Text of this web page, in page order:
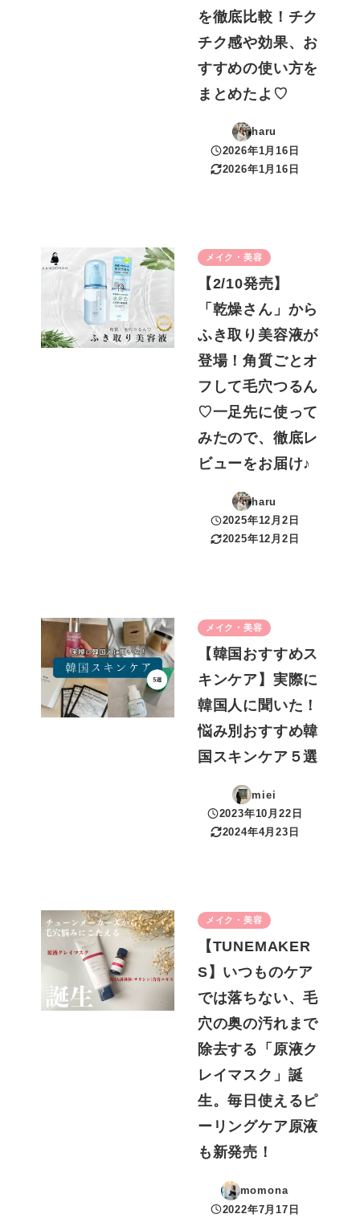
を徹底比較！チク
チク感や効果、お
すすめの使い方を
まとめたよ♡
haru
投稿日
2026年1月16日
更新日
2026年1月16日
メイク・美容
【2/10発売】
「乾燥さん」から
ふき取り美容液が
登場！角質ごとオ
フして毛穴つるん
♡一足先に使って
みたので、徹底レ
ビューをお届け♪
haru
投稿日
2025年12月2日
更新日
2025年12月2日
メイク・美容
【韓国おすすめス
キンケア】実際に
韓国人に聞いた！
悩み別おすすめ韓
国スキンケア５選
miei
投稿日
2023年10月22日
更新日
2024年4月23日
メイク・美容
【TUNEMAKER
S】いつものケア
では落ちない、毛
穴の奥の汚れまで
除去する「原液ク
レイマスク」誕
生。毎日使えるピ
ーリングケア原液
も新発売！
momona
投稿日
2022年7月17日